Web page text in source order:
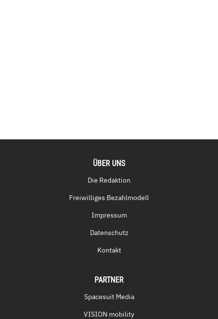
ÜBER UNS
Die Redaktion
Freiwilliges Bezahlmodell
Impressum
Datenschutz
Kontakt
PARTNER
Spacesuit Media
VISION mobility